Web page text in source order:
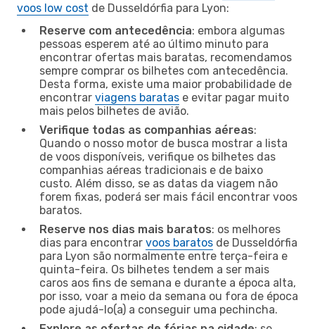
voos low cost de Dusseldórfia para Lyon:
Reserve com antecedência: embora algumas
pessoas esperem até ao último minuto para
encontrar ofertas mais baratas, recomendamos
sempre comprar os bilhetes com antecedência.
Desta forma, existe uma maior probabilidade de
encontrar viagens baratas e evitar pagar muito
mais pelos bilhetes de avião.
Verifique todas as companhias aéreas:
Quando o nosso motor de busca mostrar a lista
de voos disponíveis, verifique os bilhetes das
companhias aéreas tradicionais e de baixo
custo. Além disso, se as datas da viagem não
forem fixas, poderá ser mais fácil encontrar voos
baratos.
Reserve nos dias mais baratos: os melhores
dias para encontrar voos baratos de Dusseldórfia
para Lyon são normalmente entre terça-feira e
quinta-feira. Os bilhetes tendem a ser mais
caros aos fins de semana e durante a época alta,
por isso, voar a meio da semana ou fora de época
pode ajudá-lo(a) a conseguir uma pechincha.